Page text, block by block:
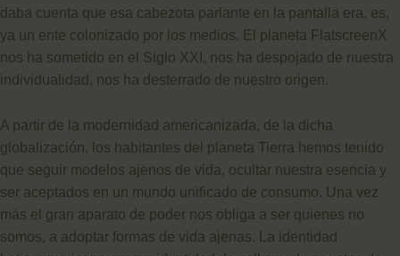
daba cuenta que esa cabezota parlante en la pantalla era, es,
ya un ente colonizado por los medios. El planeta FlatscreenX
nos ha sometido en el Siglo XXI, nos ha despojado de nuestra
individualidad, nos ha desterrado de nuestro origen.
A partir de la modernidad americanizada, de la dicha
globalización, los habitantes del planeta Tierra hemos tenido
que seguir modelos ajenos de vida, ocultar nuestra esencia y
ser aceptados en un mundo unificado de consumo. Una vez
más el gran aparato de poder nos obliga a ser quienes no
somos, a adoptar formas de vida ajenas. La identidad